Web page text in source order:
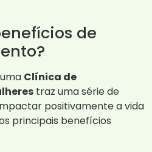
de
Clínica de
traz uma série de
positivamente a vida
principais benefícios